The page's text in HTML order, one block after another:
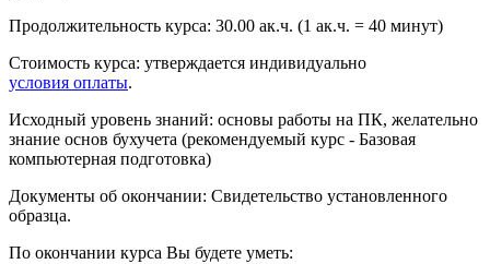
Продолжительность курса: 30.00 ак.ч. (1 ак.ч. = 40 минут)
Стоимость курса: утверждается индивидуально
условия оплаты.
Исходный уровень знаний: основы работы на ПК, желательно
знание основ бухучета (рекомендуемый курс - Базовая
компьютерная подготовка)
Документы об окончании: Свидетельство установленного
образца.
По окончании курса Вы будете уметь: